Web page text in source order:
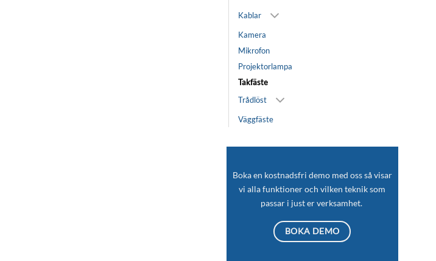
Kablar
Kamera
Mikrofon
Projektorlampa
Takfäste
Trådlöst
Väggfäste
Boka en kostnadsfri demo med oss så visar
vi alla funktioner och vilken teknik som
passar i just er verksamhet.
BOKA DEMO